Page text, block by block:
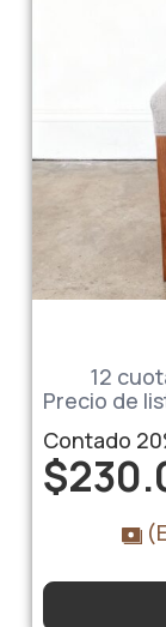
12
Precio de
Contado
$